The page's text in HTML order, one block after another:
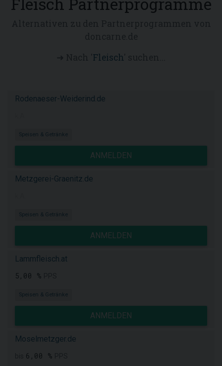
Fleisch
Rodenaeser-Weiderind.de
Speisen & Getränke
ANMELDEN
Metzgerei-Graenitz.de
Speisen & Getränke
ANMELDEN
Lammfleisch.at
5,00 %
Speisen & Getränke
ANMELDEN
Moselmetzger.de
6,00 %